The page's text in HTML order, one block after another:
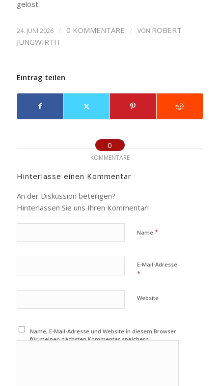
gelöst.
24. JUNI 2026 / 0 KOMMENTARE / VON ROBERT
JUNGWIRTH
Eintrag teilen
0
KOMMENTARE
Hinterlasse einen Kommentar
An der Diskussion beteiligen?
Hinterlassen Sie uns Ihren Kommentar!
Name *
E-Mail-Adresse
*
Website
Name, E-Mail-Adresse und Website in diesem Browser
für meinen nächsten Kommentar speichern.